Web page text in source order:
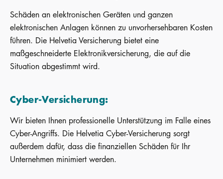
Schäden an elektronischen Geräten und ganzen
elektronischen Anlagen können zu unvorhersehbaren Kosten
führen. Die Helvetia Versicherung bietet eine
maßgeschneiderte Elektronikversicherung, die auf die
Situation abgestimmt wird.
Cyber-Versicherung:
Wir bieten Ihnen professionelle Unterstützung im Falle eines
Cyber-Angriffs. Die Helvetia Cyber-Versicherung sorgt
außerdem dafür, dass die finanziellen Schäden für Ihr
Unternehmen minimiert werden.